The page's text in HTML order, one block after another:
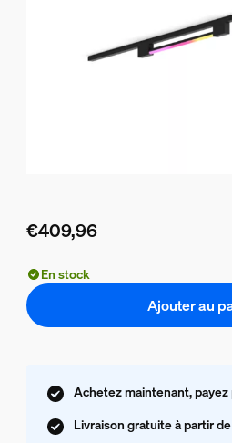
€409,96
En stock
Ajouter au
Achetez maintenant, payez
Livraison gratuite à partir